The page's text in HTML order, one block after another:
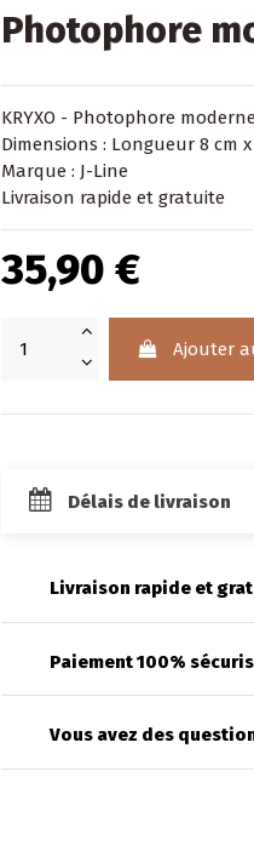
Photophore
KRYXO - Photophore
Dimensions : Longueur 8 cm
Marque : J-Line
Livraison rapide et gratuite
35,90 €
Ajouter
Délais de livraison
Livraison rapide et
Paiement 100%
Vous avez des